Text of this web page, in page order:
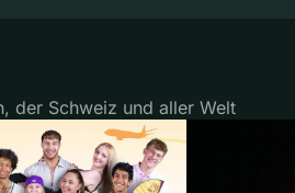
der Schweiz und aller Welt